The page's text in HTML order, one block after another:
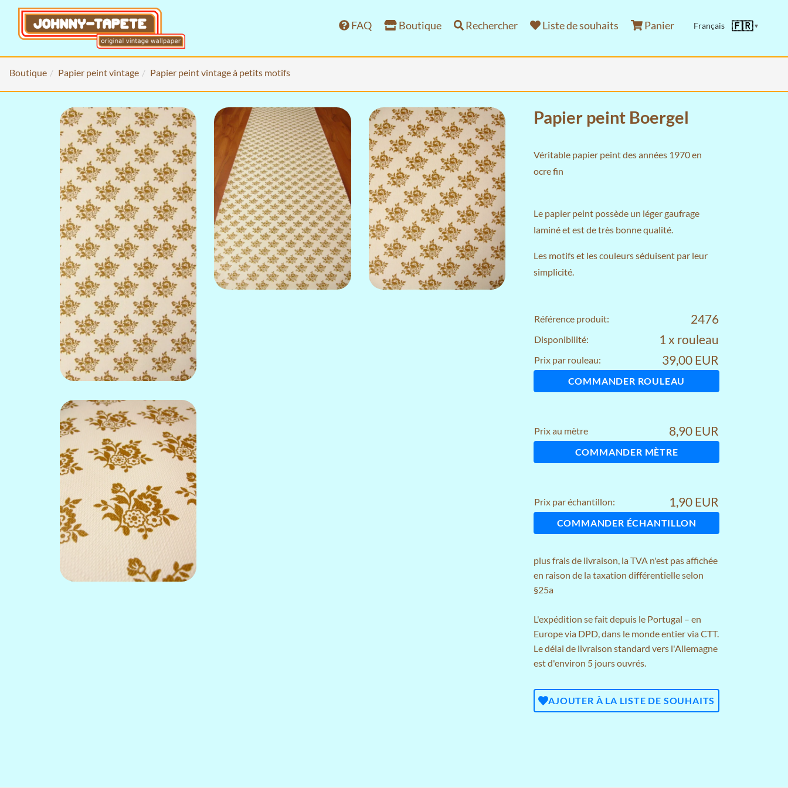
FAQ Boutique Rechercher Liste de souhaits Panier Français 🇫🇷▼
Boutique Papier peint vintage Papier peint vintage à petits motifs
Papier peint Boergel
Véritable papier peint des années 1970 en
ocre fin
Le papier peint possède un léger gaufrage
laminé et est de très bonne qualité.
Les motifs et les couleurs séduisent par leur
simplicité.
Référence produit: 2476
Disponibilité: 1 x rouleau
Prix par rouleau: 39,00 EUR
COMMANDER ROULEAU
Prix au mètre 8,90 EUR
COMMANDER MÈTRE
Prix par échantillon: 1,90 EUR
COMMANDER ÉCHANTILLON
plusfrais de livraison, la TVA n'est pas affichée
en raison de la taxation différentielle selon
§25a
L'expédition se fait depuis le Portugal – en
Europe via DPD, dans le monde entier via CTT.
Le délai de livraison standard vers l'Allemagne
est d'environ 5 jours ouvrés.
AJOUTER À LA LISTE DE SOUHAITS